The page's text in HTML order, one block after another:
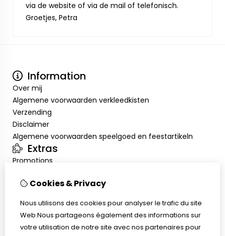
via de website of via de mail of telefonisch.
Groetjes, Petra
Information
Over mij
Algemene voorwaarden verkleedkisten
Verzending
Disclaimer
Algemene voorwaarden speelgoed en feestartikeln
Extras
Promotions
Inloggen
Service client
Cookies & Privacy
Nous utilisons des cookies pour analyser le trafic du site
Web.Nous partageons également des informations sur
votre utilisation de notre site avec nos partenaires pour